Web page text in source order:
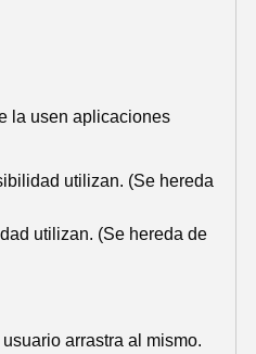
la usen aplicaciones
utilizan. (Se hereda
utilizan. (Se hereda de
arrastra al mismo.